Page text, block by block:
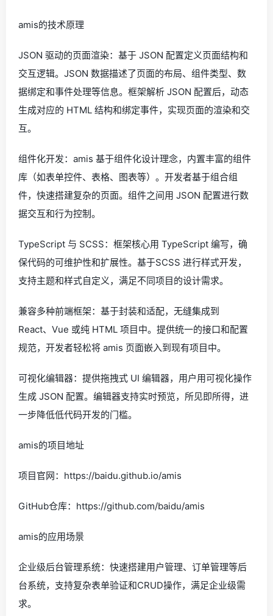
amis的技术原理
JSON 驱动的页面渲染：基于 JSON 配置定义页面结构和
交互逻辑。JSON 数据描述了页面的布局、组件类型、数
据绑定和事件处理等信息。框架解析 JSON 配置后，动态
生成对应的 HTML 结构和绑定事件，实现页面的渲染和交
互。
组件化开发：amis 基于组件化设计理念，内置丰富的组件
库（如表单控件、表格、图表等）。开发者基于组合组
件，快速搭建复杂的页面。组件之间用 JSON 配置进行数
据交互和行为控制。
TypeScript 与 SCSS：框架核心用 TypeScript 编写，确
保代码的可维护性和扩展性。基于SCSS 进行样式开发，
支持主题和样式自定义，满足不同项目的设计需求。
兼容多种前端框架：基于封装和适配，无缝集成到
React、Vue 或纯 HTML 项目中。提供统一的接口和配置
规范，开发者轻松将 amis 页面嵌入到现有项目中。
可视化编辑器：提供拖拽式 UI 编辑器，用户用可视化操作
生成 JSON 配置。编辑器支持实时预览，所见即所得，进
一步降低低代码开发的门槛。
amis的项目地址
项目官网：https://baidu.github.io/amis
GitHub仓库：https://github.com/baidu/amis
amis的应用场景
企业级后台管理系统：快速搭建用户管理、订单管理等后
台系统，支持复杂表单验证和CRUD操作，满足企业级需
求。